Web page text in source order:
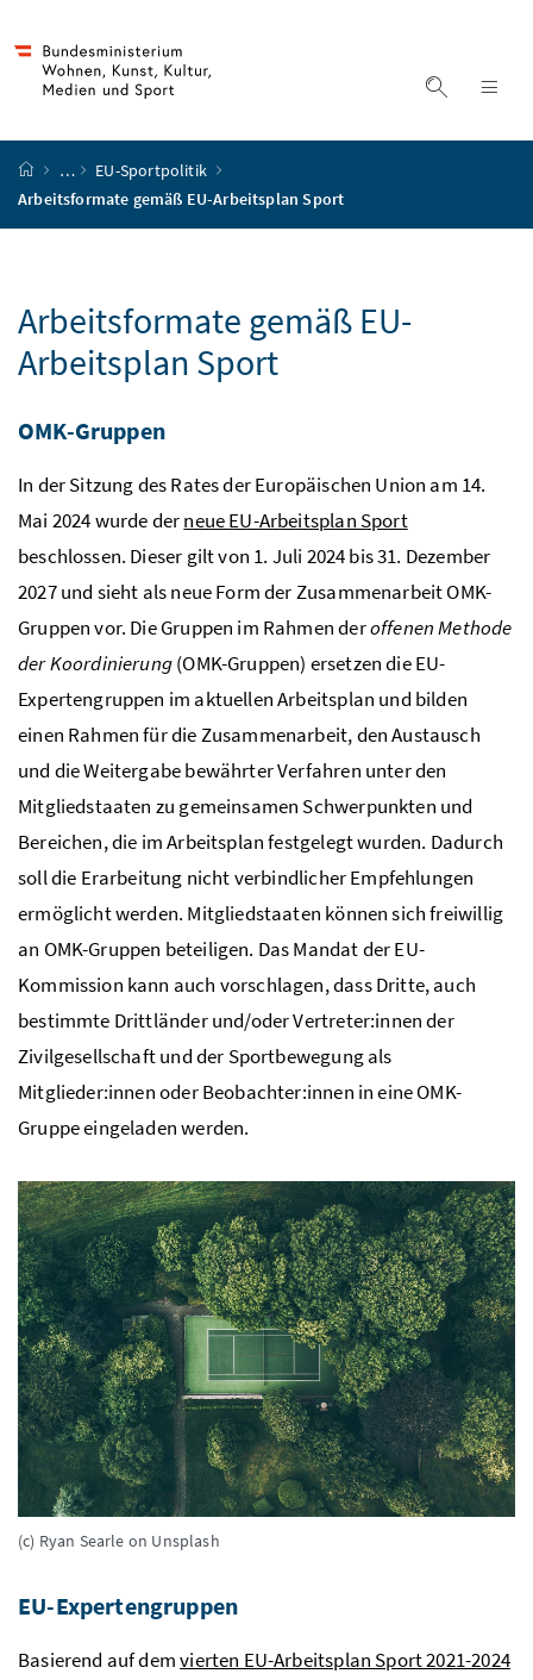
Suche
Startseite
…
EU-Sportpolitik
Arbeitsformate gemäß EU-Arbeitsplan Sport
Arbeitsformate gemäß EU-
Arbeitsplan Sport
OMK-Gruppen
In der Sitzung des Rates der Europäischen Union am 14.
Mai 2024 wurde derneue EU-Arbeitsplan Sport
beschlossen. Dieser gilt von 1. Juli 2024 bis 31. Dezember
2027 und sieht als neue Form der Zusammenarbeit OMK-
Gruppen vor. Die Gruppen im Rahmen deroffenen Methode
der Koordinierung(OMK-Gruppen) ersetzen die EU-
Expertengruppen im aktuellen Arbeitsplan und bilden
einen Rahmen für die Zusammenarbeit, den Austausch
und die Weitergabe bewährter Verfahren unter den
Mitgliedstaaten zu gemeinsamen Schwerpunkten und
Bereichen, die im Arbeitsplan festgelegt wurden. Dadurch
soll die Erarbeitung nicht verbindlicher Empfehlungen
ermöglicht werden. Mitgliedstaaten können sich freiwillig
an OMK-Gruppen beteiligen. Das Mandat der EU-
Kommission kann auch vorschlagen, dass Dritte, auch
bestimmte Drittländer und/oder Vertreter:innen der
Zivilgesellschaft und der Sportbewegung als
Mitglieder:innen oder Beobachter:innen in eine OMK-
Gruppe eingeladen werden.
(c) Ryan Searle on Unsplash
EU-Expertengruppen
Basierend auf demvierten EU-Arbeitsplan Sport 2021-2024